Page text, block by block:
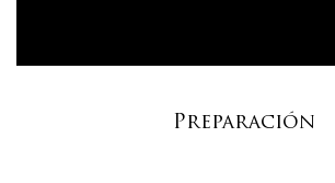
Preparación